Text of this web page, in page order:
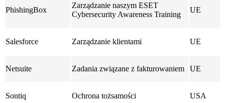
PhishingBox
Zarządzanie naszym ESET
Cybersecurity Awareness Training
UE
Salesforce Zarządzanie klientami UE
Netsuite Zadania związane z fakturowaniem UE
Sontiq Ochrona tożsamości USA